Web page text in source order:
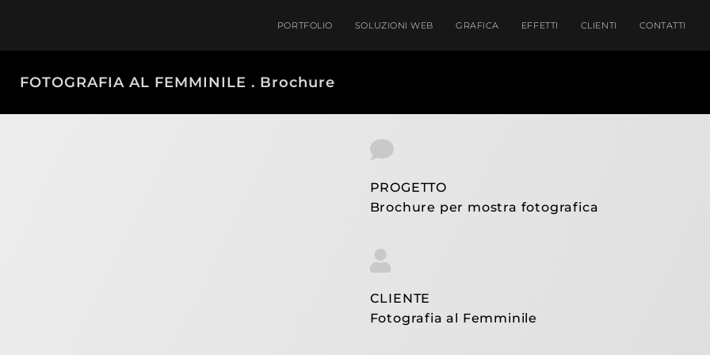
PORTFOLIO SOLUZIONI WEB GRAFICA EFFETTI CLIENTI CONTATTI
FOTOGRAFIA AL FEMMINILE . Brochure
PROGETTO
Brochure per mostra fotografica
CLIENTE
Fotografia al Femminile